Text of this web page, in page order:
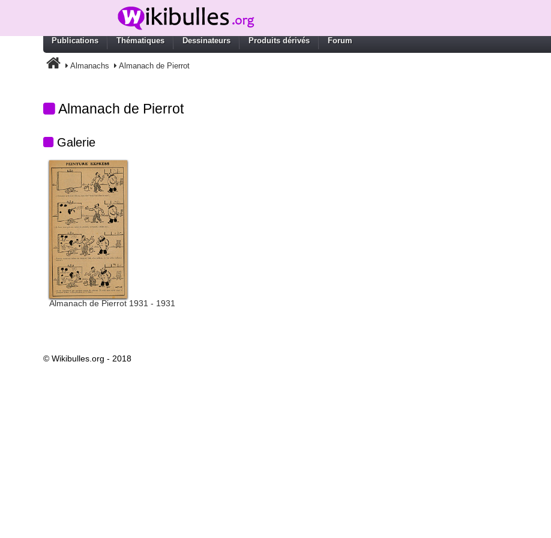
Publications Thématiques Dessinateurs Produits dérivés Forum
Almanachs Almanach de Pierrot
Almanach de Pierrot
Galerie
Almanach de Pierrot 1931 - 1931
© Wikibulles.org - 2018